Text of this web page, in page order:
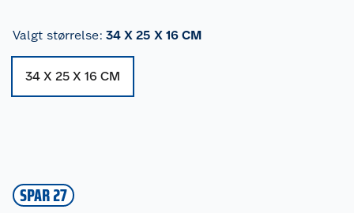
Valgt størrelse: 34 X 25 X 16 CM
34 X 25 X 16 CM
SPAR 27